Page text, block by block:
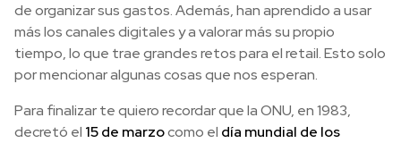
de organizar sus gastos. Además, han aprendido a usar
más los canales digitales y a valorar más su propio
tiempo, lo que trae grandes retos para el retail. Esto solo
por mencionar algunas cosas que nos esperan.
Para finalizar te quiero recordar que la ONU, en 1983,
decretó el 15 de marzocomo el día mundial de los